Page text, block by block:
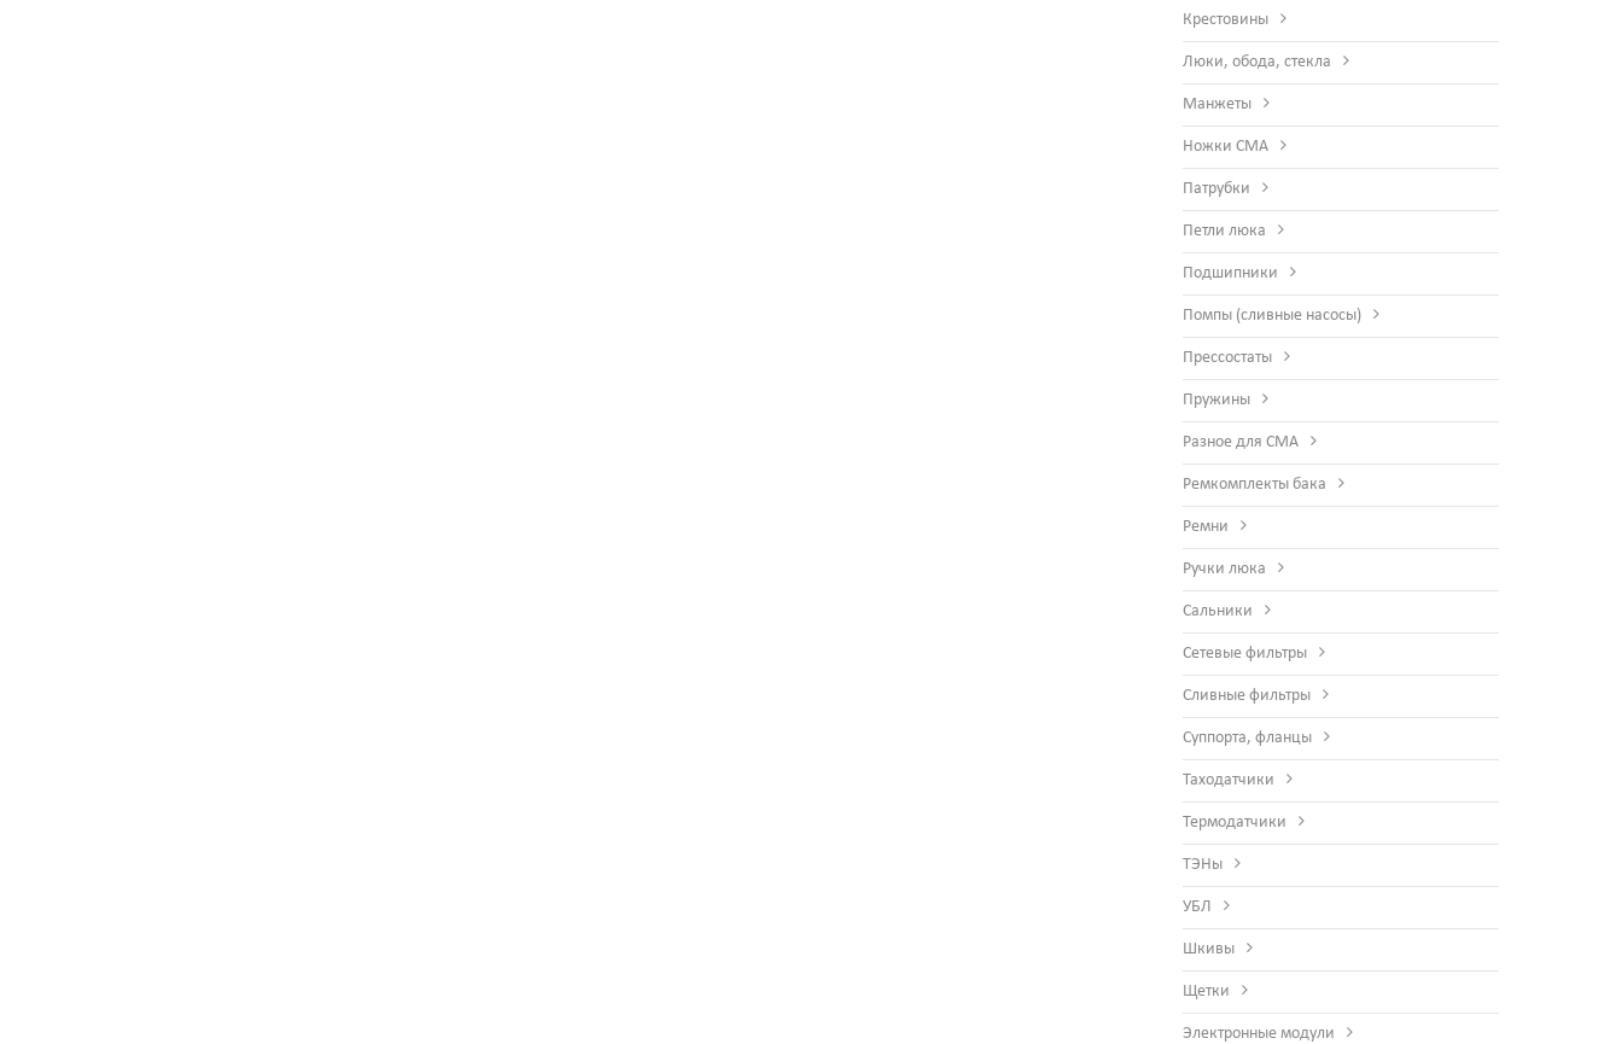
Крестовины
Люки, обода, стекла
Манжеты
Ножки СМА
Патрубки
Петли люка
Подшипники
Помпы (сливные насосы)
Прессостаты
Пружины
Разное для СМА
Ремкомплекты бака
Ремни
Ручки люка
Сальники
Сетевые фильтры
Сливные фильтры
Суппорта, фланцы
Таходатчики
Термодатчики
ТЭНы
УБЛ
Шкивы
Щетки
Электронные модули